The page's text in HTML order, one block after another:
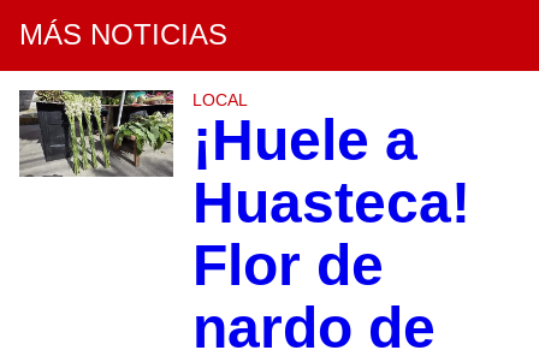
MÁS NOTICIAS
LOCAL
¡Huele a
Huasteca!
Flor de
nardo de